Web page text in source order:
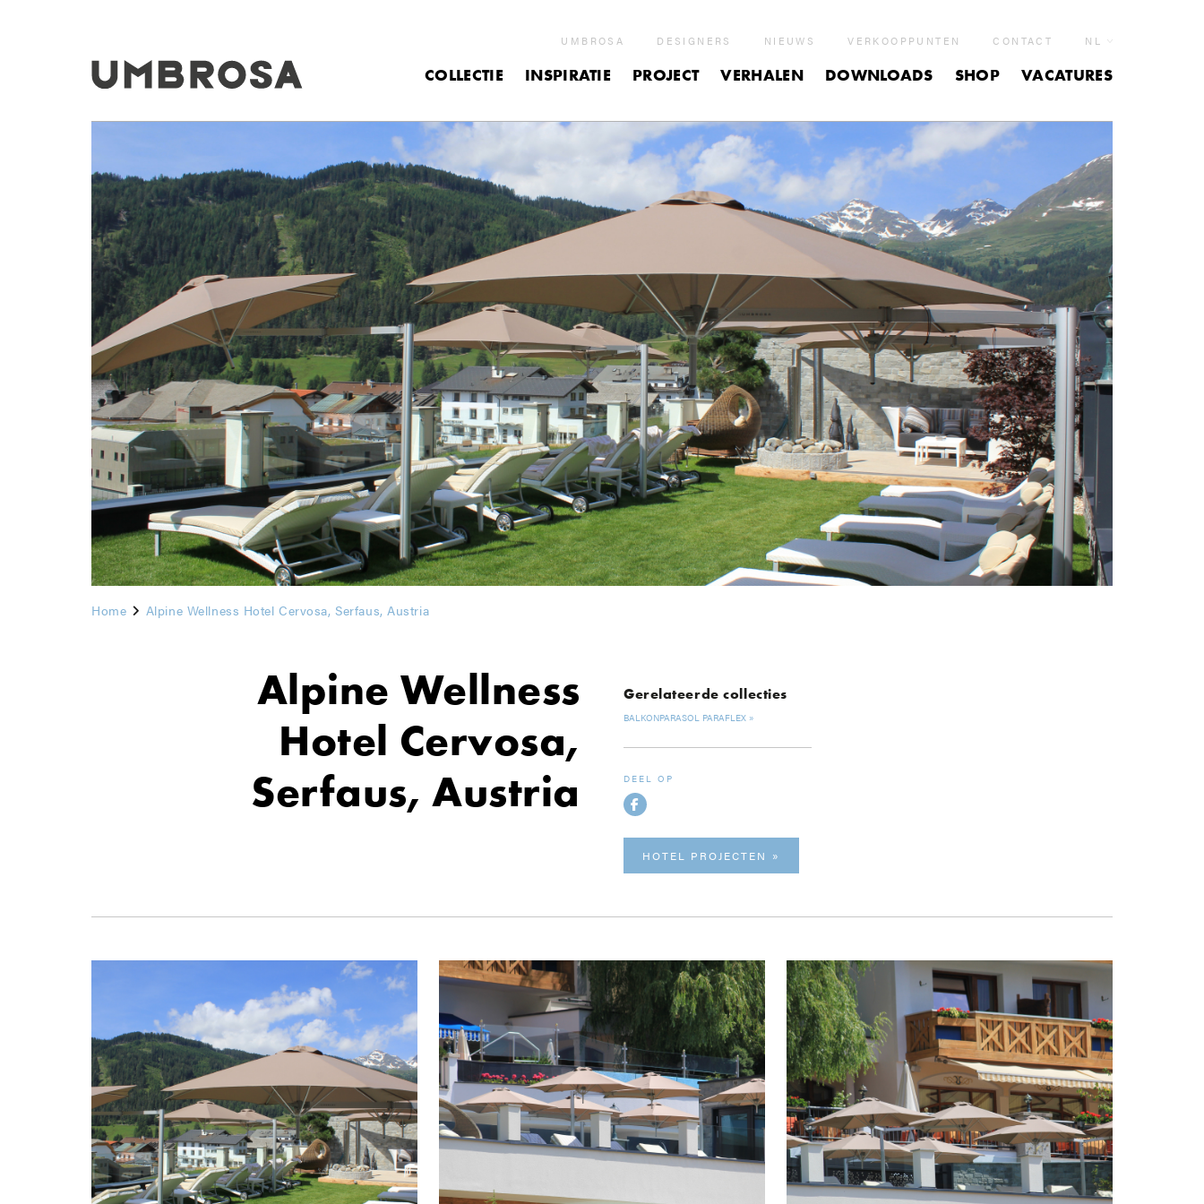
UMBROSA DESIGNERS NIEUWS VERKOOPPUNTEN CONTACT NL
COLLECTIE INSPIRATIE PROJECT VERHALEN DOWNLOADS SHOP VACATURES
Home Alpine Wellness Hotel Cervosa, Serfaus, Austria
Alpine Wellness
Hotel Cervosa,
Serfaus, Austria
Gerelateerde collecties
BALKONPARASOL PARAFLEX
DEEL OP
HOTEL PROJECTEN